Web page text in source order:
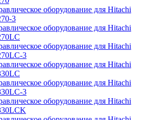
оборудование для Hitachi
3
оборудование для Hitachi
оборудование для Hitachi
3
оборудование для Hitachi
оборудование для Hitachi
3
оборудование для Hitachi